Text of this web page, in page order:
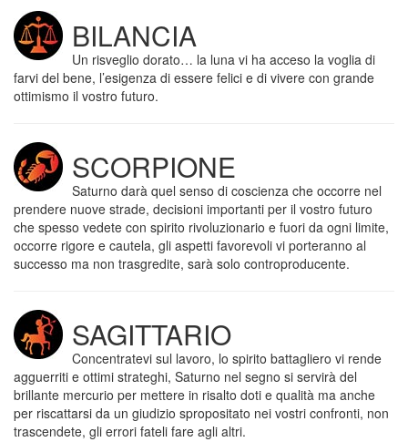
BILANCIA
Un risveglio dorato… la luna vi ha acceso la voglia di
farvi del bene, l’esigenza di essere felici e di vivere con grande
ottimismo il vostro futuro.
SCORPIONE
Saturno darà quel senso di coscienza che occorre nel
prendere nuove strade, decisioni importanti per il vostro futuro
che spesso vedete con spirito rivoluzionario e fuori da ogni limite,
occorre rigore e cautela, gli aspetti favorevoli vi porteranno al
successo ma non trasgredite, sarà solo controproducente.
SAGITTARIO
Concentratevi sul lavoro, lo spirito battagliero vi rende
agguerriti e ottimi strateghi, Saturno nel segno si servirà del
brillante mercurio per mettere in risalto doti e qualità ma anche
per riscattarsi da un giudizio spropositato nei vostri confronti, non
trascendete, gli errori fateli fare agli altri.